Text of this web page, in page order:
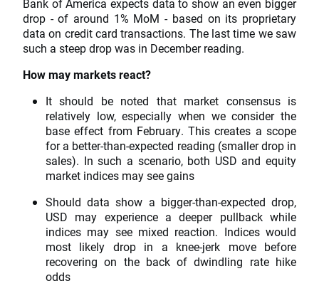
Bank of America expects data to show an even bigger
drop - of around 1% MoM - based on its proprietary
data on credit card transactions. The last time we saw
such a steep drop was in December reading.
How may markets react?
It should be noted that market consensus is
relatively low, especially when we consider the
base effect from February. This creates a scope
for a better-than-expected reading (smaller drop in
sales). In such a scenario, both USD and equity
market indices may see gains
Should data show a bigger-than-expected drop,
USD may experience a deeper pullback while
indices may see mixed reaction. Indices would
most likely drop in a knee-jerk move before
recovering on the back of dwindling rate hike
odds